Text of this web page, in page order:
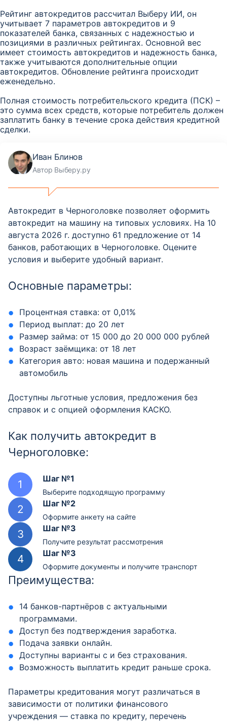
Рейтинг автокредитов рассчитал Выберу ИИ, он
учитывает 7 параметров автокредитов и 9
показателей банка, связанных с надежностью и
позициями в различных рейтингах. Основной вес
имеет стоимость автокредитов и надежность банка,
также учитываются дополнительные опции
автокредитов. Обновление рейтинга происходит
еженедельно.
Полная стоимость потребительского кредита (ПСК) –
это сумма всех средств, которые потребитель должен
заплатить банку в течение срока действия кредитной
сделки.
Иван Блинов
Автор Выберу.ру
Автокредит в Черноголовке позволяет оформить
автокредит на машину на типовых условиях. На 10
августа 2026 г. доступно 61 предложение от 14
банков, работающих в Черноголовке. Оцените
условия и выберите удобный вариант.
Основные параметры:
Процентная ставка: от 0,01%
Период выплат: до 20 лет
Размер займа: от 15 000 до 20 000 000 рублей
Возраст заёмщика: от 18 лет
Категория авто: новая машина и подержанный
автомобиль
Доступны льготные условия, предложения без
справок и с опцией оформления КАСКО.
Как получить автокредит в
Черноголовке:
Шаг №1
Выберите подходящую программу
Шаг №2
Оформите анкету на сайте
Шаг №3
Получите результат рассмотрения
Шаг №3
Оформите документы и получите транспорт
Преимущества:
14 банков-партнёров с актуальными
программами.
Доступ без подтверждения заработка.
Подача заявки онлайн.
Доступны варианты с и без страхования.
Возможность выплатить кредит раньше срока.
Параметры кредитования могут различаться в
зависимости от политики финансового
учреждения — ставка по кредиту, перечень